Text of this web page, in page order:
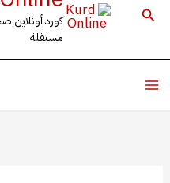
البحث
كورد أونلاين
مستقلة